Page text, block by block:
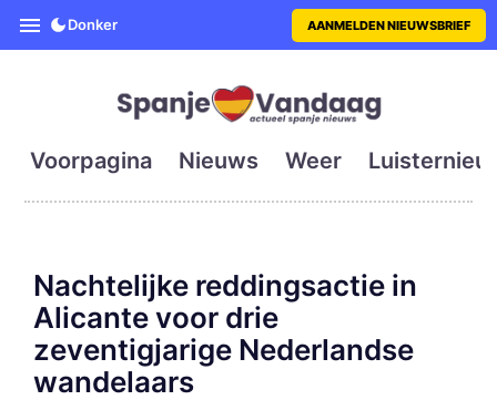
SpanjeVandaag is de eerste
Donker AANMELDEN NIEUWSBRIEF
Voorpagina Nieuws Weer
Nachtelijke reddingsactie in
Alicante voor drie
zeventigjarige Nederlandse
wandelaars